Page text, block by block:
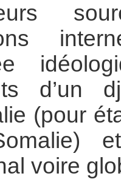
d’un
(pour
voire